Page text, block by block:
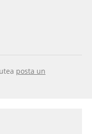
posta un